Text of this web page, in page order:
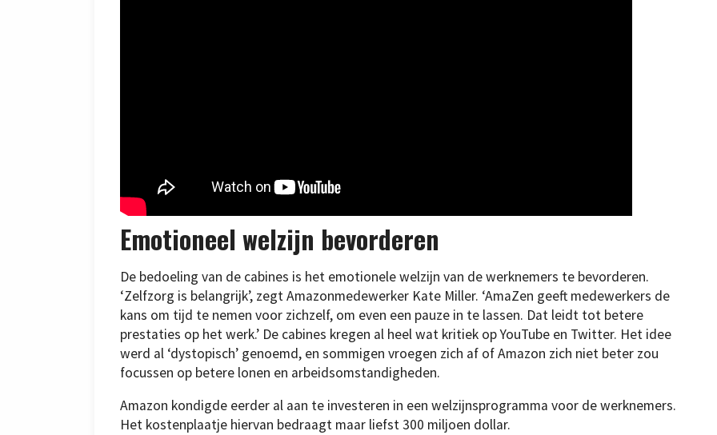
Emotioneel welzijn bevorderen
De bedoeling van de cabines is het emotionele welzijn van de werknemers te bevorderen.
‘Zelfzorg is belangrijk’, zegt Amazonmedewerker Kate Miller. ‘AmaZen geeft medewerkers de
kans om tijd te nemen voor zichzelf, om even een pauze in te lassen. Dat leidt tot betere
prestaties op het werk.’ De cabines kregen al heel wat kritiek op YouTube en Twitter. Het idee
werd al ‘dystopisch’ genoemd, en sommigen vroegen zich af of Amazon zich niet beter zou
focussen op betere lonen en arbeidsomstandigheden.
Amazon kondigde eerder al aan te investeren in een welzijnsprogramma voor de werknemers.
Het kostenplaatje hiervan bedraagt maar liefst 300 miljoen dollar.